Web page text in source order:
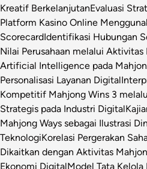
Kreatif BerkelanjutanEvaluasi
Platform Kasino Online
ScorecardIdentifikasi Hubungan
Nilai Perusahaan melalui Aktivitas
Artificial Intelligence pada
Personalisasi Layanan Digital
Kompetitif Mahjong Wins 3
Strategis pada Industri Digital
Mahjong Ways sebagai Ilustrasi
TeknologiKorelasi Pergerakan
Dikaitkan dengan Aktivitas
Ekonomi DigitalModel Tata Kelola